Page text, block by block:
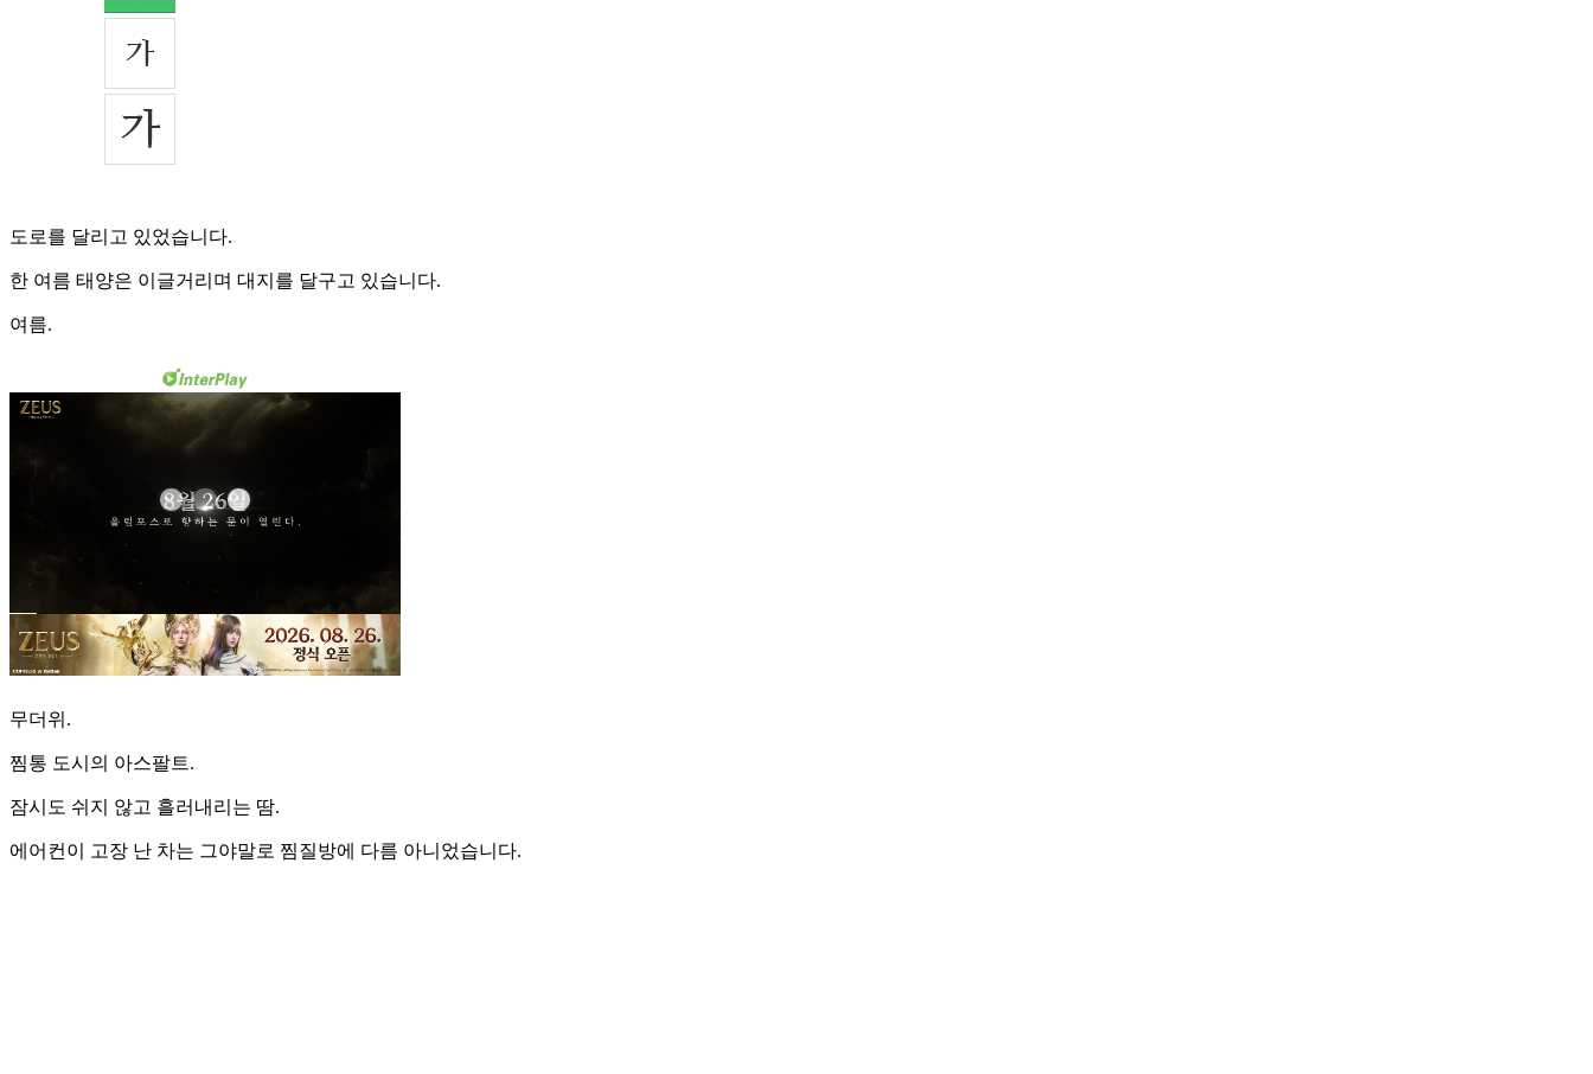
도로를 달리고 있었습니다.
한 여름 태양은 이글거리며 대지를 달구고 있습니다.
여름.
무더위.
찜통 도시의 아스팔트.
잠시도 쉬지 않고 흘러내리는 땀.
에어컨이 고장 난 차는 그야말로 찜질방에 다름 아니었습니다.